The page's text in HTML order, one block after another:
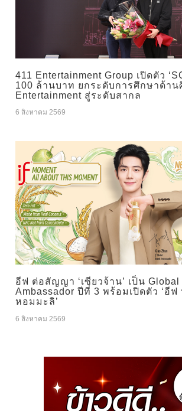
411 Entertainment Group เปิดตัว
100 ล้านบาท ยกระดับการศึกษาด้าน
Entertainment สู่ระดับสากล
6 สิงหาคม 2569
อีฟ ต่อสัญญา ‘เซียวจ้าน’ เป็น Global
Ambassador ปีที่ 3 พร้อมเปิดตัว ‘อี
หอมมะลิ’
6 สิงหาคม 2569